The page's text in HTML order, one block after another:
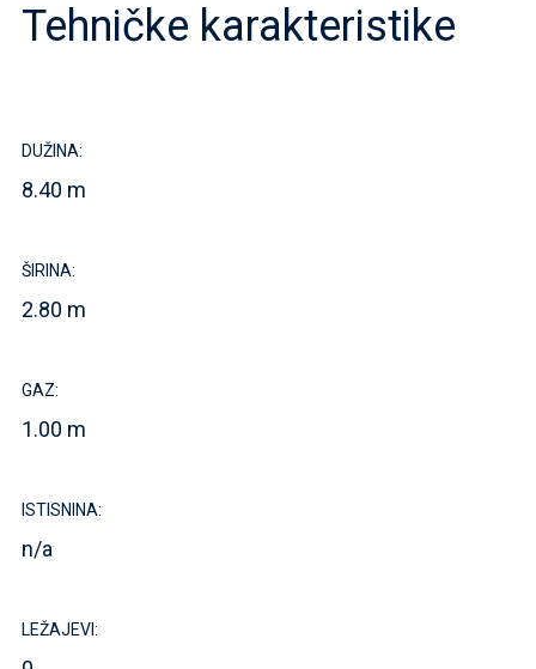
Tehničke karakteristike
DUŽINA:
8.40 m
ŠIRINA:
2.80 m
GAZ:
1.00 m
ISTISNINA:
n/a
LEŽAJEVI: